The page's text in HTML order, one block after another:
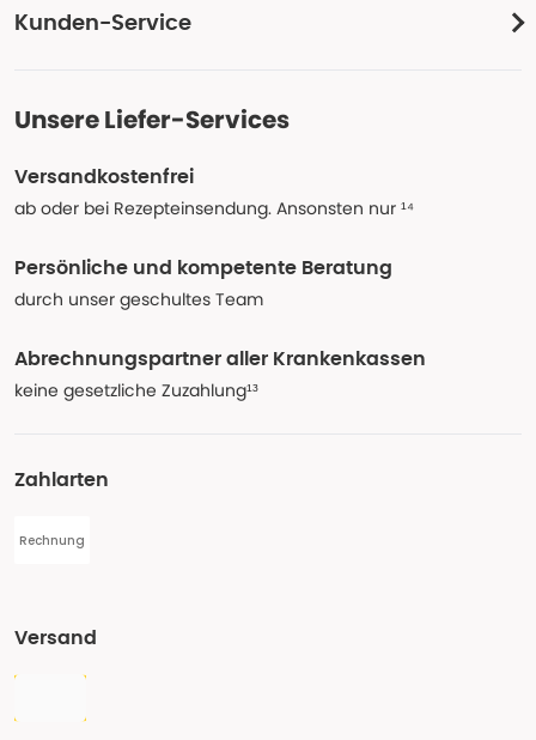
Kunden-Service
Unsere Liefer-Services
Versandkostenfrei
ab oder bei Rezepteinsendung. Ansonsten nur ¹⁴
Persönliche und kompetente Beratung
durch unser geschultes Team
Abrechnungspartner aller Krankenkassen
keine gesetzliche Zuzahlung¹³
Zahlarten
Rechnung
Versand